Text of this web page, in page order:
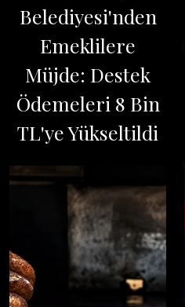
Belediyesi'nden
Emeklilere
Müjde: Destek
Ödemeleri 8 Bin
TL'ye Yükseltildi